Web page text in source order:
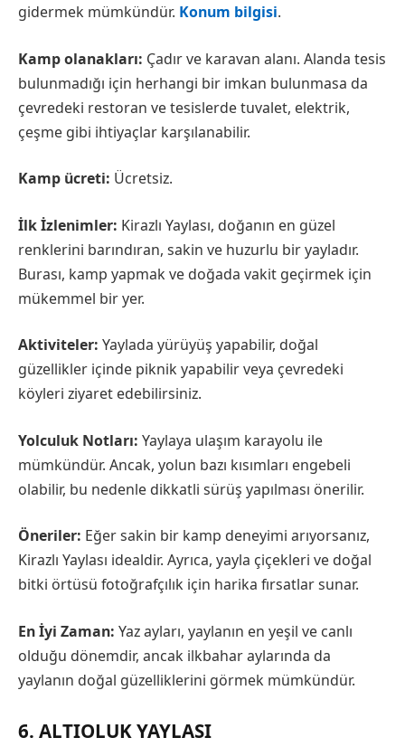
gidermek mümkündür. Konum bilgisi.
Kamp olanakları: Çadır ve karavan alanı. Alanda tesis
bulunmadığı için herhangi bir imkan bulunmasa da
çevredeki restoran ve tesislerde tuvalet, elektrik,
çeşme gibi ihtiyaçlar karşılanabilir.
Kamp ücreti: Ücretsiz.
İlk İzlenimler: Kirazlı Yaylası, doğanın en güzel
renklerini barındıran, sakin ve huzurlu bir yayladır.
Burası, kamp yapmak ve doğada vakit geçirmek için
mükemmel bir yer.
Aktiviteler: Yaylada yürüyüş yapabilir, doğal
güzellikler içinde piknik yapabilir veya çevredeki
köyleri ziyaret edebilirsiniz.
Yolculuk Notları: Yaylaya ulaşım karayolu ile
mümkündür. Ancak, yolun bazı kısımları engebeli
olabilir, bu nedenle dikkatli sürüş yapılması önerilir.
Öneriler: Eğer sakin bir kamp deneyimi arıyorsanız,
Kirazlı Yaylası idealdir. Ayrıca, yayla çiçekleri ve doğal
bitki örtüsü fotoğrafçılık için harika fırsatlar sunar.
En İyi Zaman: Yaz ayları, yaylanın en yeşil ve canlı
olduğu dönemdir, ancak ilkbahar aylarında da
yaylanın doğal güzelliklerini görmek mümkündür.
6. ALTIOLUK YAYLASI